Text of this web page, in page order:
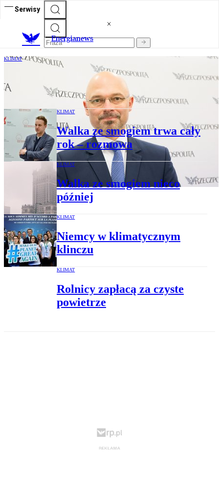
Serwisy
Energianews
KLIMAT
Dyrektywą gazową zajmie się nowy
wiceminister
KLIMAT
Walka ze smogiem trwa cały
rok – rozmowa
KLIMAT
Walka ze smogiem nieco
później
KLIMAT
Niemcy w klimatycznym
klinczu
KLIMAT
Rolnicy zapłacą za czyste
powietrze